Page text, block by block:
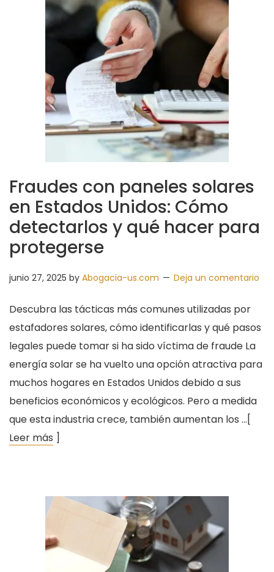
Fraudes con paneles solares
en Estados Unidos: Cómo
detectarlos y qué hacer para
protegerse
junio 27, 2025 by Abogacia-us.com Deja un comentario
Descubra las tácticas más comunes utilizadas por
estafadores solares, cómo identificarlas y qué pasos
legales puede tomar si ha sido víctima de fraude La
energía solar se ha vuelto una opción atractiva para
muchos hogares en Estados Unidos debido a sus
beneficios económicos y ecológicos. Pero a medida
que esta industria crece, también aumentan los …[
Leer más ]